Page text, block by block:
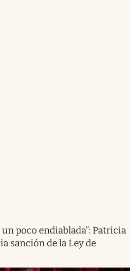
un poco endiablada”: Patricia
sanción de la Ley de